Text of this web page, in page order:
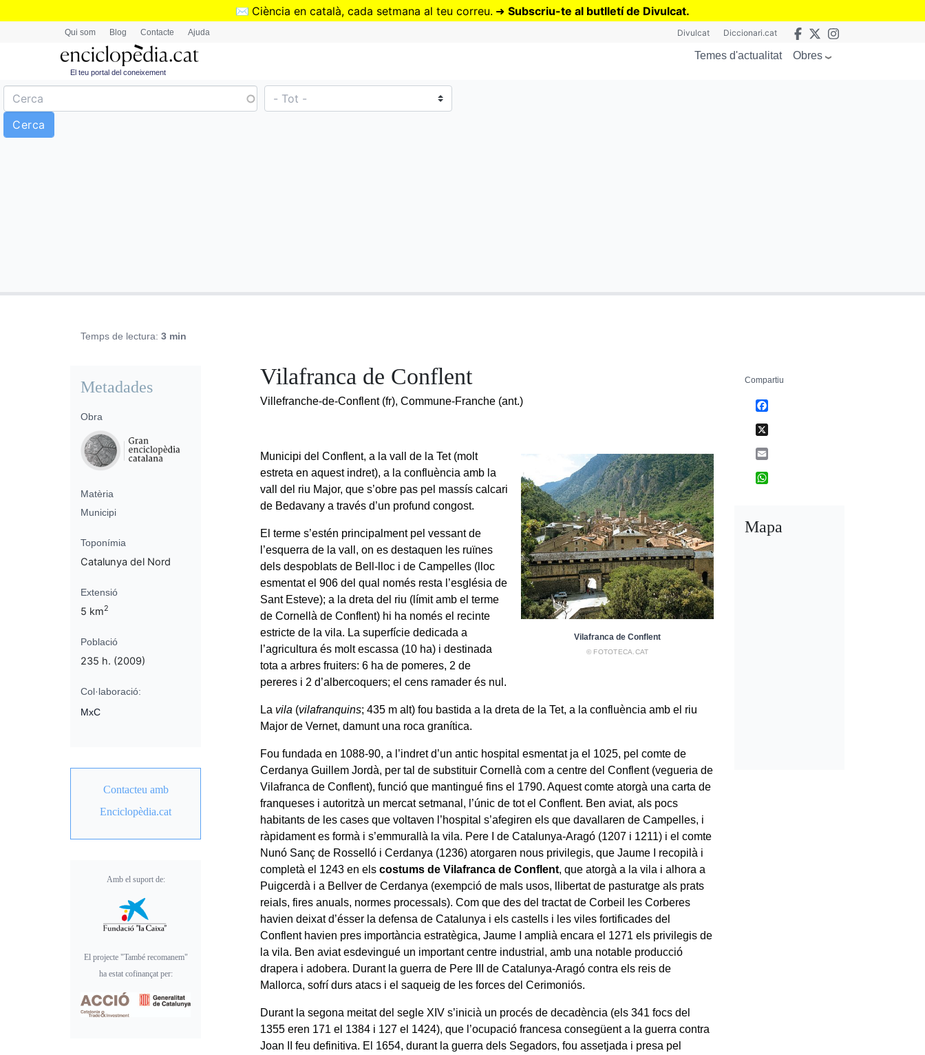
Vés
✉️ Ciència en català, cada setmana al teu correu. ➜ Subscriu-te al butlletí de Divulcat.
Qui som Blog Contacte Ajuda Divulcat Diccionari.cat
El teu portal del coneixement
Temes d'actualitat Obres
Temps de lectura: 3 min
Vilafranca de Conflent
Villefranche-de-Conflent (fr), Commune-Franche (ant.)
Vilafranca de Conflent
© FOTOTECA.CAT
Municipi del Conflent, a la vall de la Tet (molt
estreta en aquest indret), a la confluència amb la
vall del riu Major, que s’obre pas pel massís calcari
de Bedavany a través d’un profund congost.
El terme s’estén principalment pel vessant de
l’esquerra de la vall, on es destaquen les ruïnes
dels despoblats de Bell-lloc i de Campelles (lloc
esmentat el 906 del qual només resta l’església de
Sant Esteve); a la dreta del riu (límit amb el terme
de Cornellà de Conflent) hi ha només el recinte
estricte de la vila. La superfície dedicada a
l’agricultura és molt escassa (10 ha) i destinada
tota a arbres fruiters: 6 ha de pomeres, 2 de
pereres i 2 d’albercoquers; el cens ramader és nul.
La vila (vilafranquins; 435 m alt) fou bastida a la dreta de la Tet, a la confluència amb el riu
Major de Vernet, damunt una roca granítica.
Fou fundada en 1088-90, a l’indret d’un antic hospital esmentat ja el 1025, pel comte de
Cerdanya Guillem Jordà, per tal de substituir Cornellà com a centre del Conflent (vegueria de
Vilafranca de Conflent), funció que mantingué fins el 1790. Aquest comte atorgà una carta de
franqueses i autoritzà un mercat setmanal, l’únic de tot el Conflent. Ben aviat, als pocs
habitants de les cases que voltaven l’hospital s’afegiren els que davallaren de Campelles, i
ràpidament es formà i s’emmurallà la vila. Pere I de Catalunya-Aragó (1207 i 1211) i el comte
Nunó Sanç de Rosselló i Cerdanya (1236) atorgaren nous privilegis, que Jaume I recopilà i
completà el 1243 en elscostums de Vilafranca de Conflent, que atorgà a la vila i alhora a
Puigcerdà i a Bellver de Cerdanya (exempció de mals usos, llibertat de pasturatge als prats
reials, fires anuals, normes processals). Com que des del tractat de Corbeil les Corberes
havien deixat d’ésser la defensa de Catalunya i els castells i les viles fortificades del
Conflent havien pres importància estratègica, Jaume I amplià encara el 1271 els privilegis de
la vila. Ben aviat esdevingué un important centre industrial, amb una notable producció
drapera i adobera. Durant la guerra de Pere III de Catalunya-Aragó contra els reis de
Mallorca, sofrí durs atacs i el saqueig de les forces del Cerimoniós.
Durant la segona meitat del segle XIV s’inicià un procés de decadència (els 341 focs del
1355 eren 171 el 1384 i 127 el 1424), que l’ocupació francesa consegüent a la guerra contra
Joan II feu definitiva. El 1654, durant la guerra dels Segadors, fou assetjada i presa pel
Metadades
Obra
Matèria
Municipi
Toponímia
Catalunya del Nord
Extensió
5 km2
Població
235 h. (2009)
Col·laboració:
MxC
Contacteu amb
Enciclopèdia.cat
Amb el suport de:
El projecte "També recomanem"
ha estat cofinançat per:
Compartiu
Mapa